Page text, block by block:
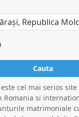
Cauta
cel mai serios site
Romania si
matrimoniale